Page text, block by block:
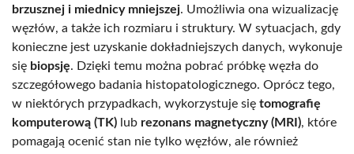
brzusznej i miednicy mniejszej. Umożliwia ona wizualizację
węzłów, a także ich rozmiaru i struktury. W sytuacjach, gdy
konieczne jest uzyskanie dokładniejszych danych, wykonuje
się biopsję. Dzięki temu można pobrać próbkę węzła do
szczegółowego badania histopatologicznego. Oprócz tego,
w niektórych przypadkach, wykorzystuje się tomografię
komputerową (TK) lub rezonans magnetyczny (MRI), które
pomagają ocenić stan nie tylko węzłów, ale również